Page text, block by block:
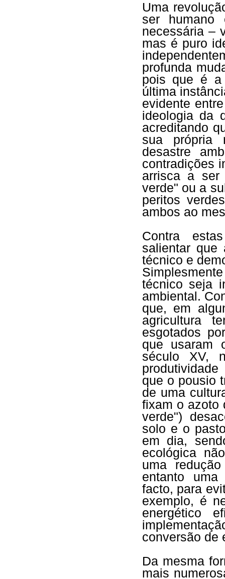
Uma
ser humano
necessária –
mas é puro
profunda
pois que é a
última
evidente
ideologia da
acreditando
sua própria
desastre
contradições
arrisca a ser
verde" ou a
peritos
ambos ao
Contra
salientar que
técnico e
técnico seja
ambiental.
que, em
agricultura
esgotados
que usaram
século XV,
que o pousio
de uma
fixam o azoto
verde")
solo e o
em dia,
ecológica
uma
entanto
facto, para
exemplo, é
energético
conversão de
Da mesma
mais